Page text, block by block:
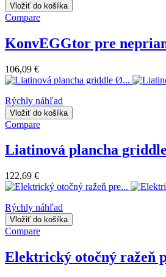
Vložiť do košíka
Compare
KonvEGGtor pre
106,09 €
Rýchly náhľad
Vložiť do košíka
Compare
Liatinová plancha
122,69 €
Rýchly náhľad
Vložiť do košíka
Compare
Elektrický otočný